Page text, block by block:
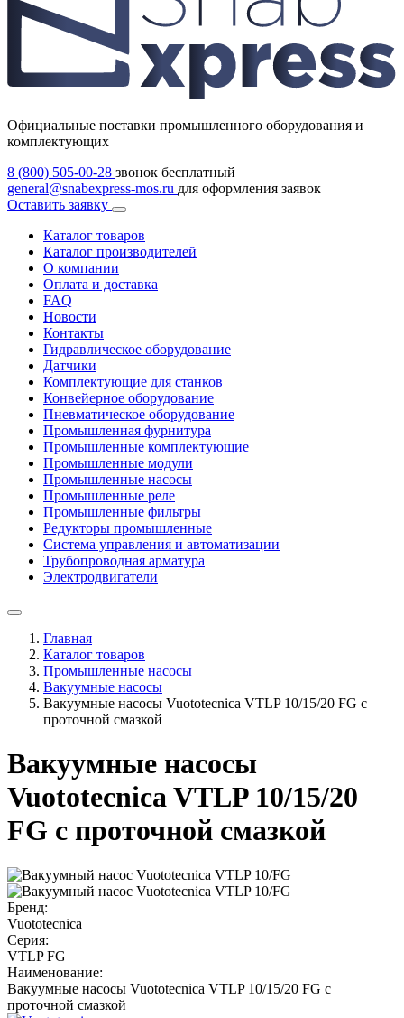
Официальные поставки промышленного оборудования и
комплектующих
8 (800) 505-00-28 звонок бесплатный
general@snabexpress-mos.ru для оформления заявок
Оставить заявку
Каталог товаров
Каталог производителей
О компании
Оплата и доставка
FAQ
Новости
Контакты
Гидравлическое оборудование
Датчики
Комплектующие для станков
Конвейерное оборудование
Пневматическое оборудование
Промышленная фурнитура
Промышленные комплектующие
Промышленные модули
Промышленные насосы
Промышленные реле
Промышленные фильтры
Редукторы промышленные
Система управления и автоматизации
Трубопроводная арматура
Электродвигатели
Главная
Каталог товаров
Промышленные насосы
Вакуумные насосы
Вакуумные насосы Vuototecnica VTLP 10/15/20 FG с
проточной смазкой
Вакуумные насосы
Vuototecnica VTLP 10/15/20
FG с проточной смазкой
Бренд:
Vuototecnica
Серия:
VTLP FG
Наименование:
Вакуумные насосы Vuototecnica VTLP 10/15/20 FG с
проточной смазкой